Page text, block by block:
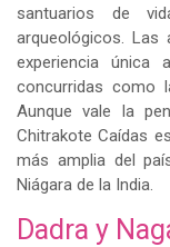
santuarios de
arqueológicos. Las
experiencia
concurridas como
Aunque vale la
Chitrakote Caídas
más amplia del
Niágara de la India.
Dadra y